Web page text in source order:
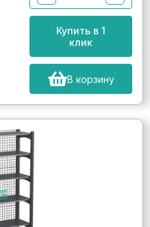
Купить в 1
клик
В корзину